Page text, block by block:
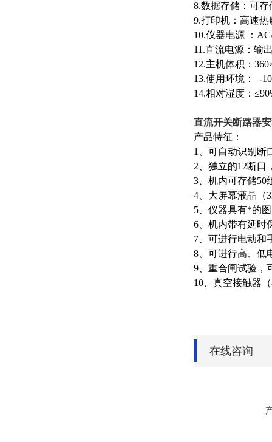
8.数据存储：可存
9.打印机：高速热
10.仪器电源 ：
11.直流电源：输
12.主机体积：
13.使用环境： -
14.相对湿度：
直流开关断路器
产品特征：
1、可自动识别断
2、独立的12断口
3、机内可存储50
4、大屏幕液晶（
5、仪器具有*的
6、机内带有延时
7、可进行电动和
8、可进行高、低
9、重合闸试验，
10、真空接触器
在线咨询